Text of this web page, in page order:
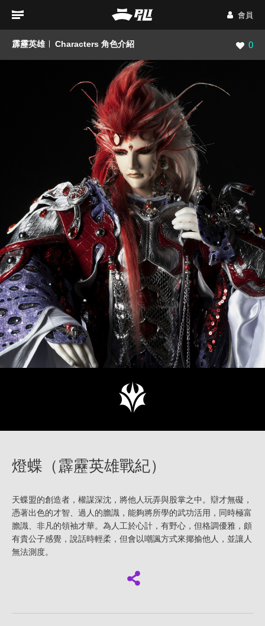
會員
霹靂英雄 Characters 角色介紹 瀏覽
0
燈蝶（霹靂英雄戰紀）
天蝶盟的創造者，權謀深沈，將他人玩弄與股掌之中。辯才無礙，
憑著出色的才智、過人的膽識，能夠將所學的武功活用，同時極富
膽識、非凡的領袖才華。為人工於心計，有野心，但格調優雅，頗
有貴公子感覺，說話時輕柔，但會以嘲諷方式來揶揄他人，並讓人
無法測度。